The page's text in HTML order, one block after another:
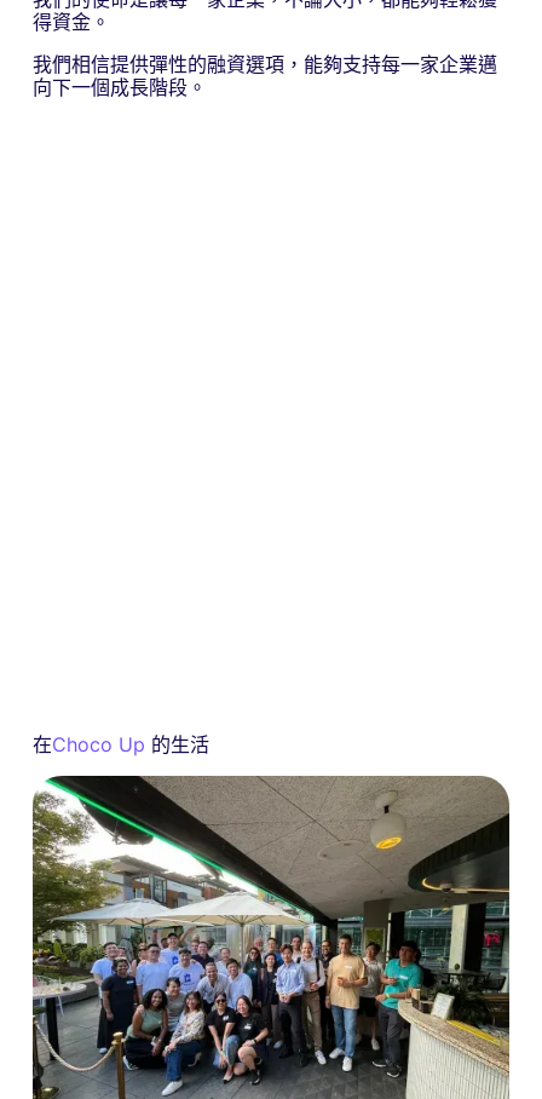
得資金。
我們相信提供彈性的融資選項，能夠支持每一家企業邁
向下一個成長階段。
在Choco Up 的生活